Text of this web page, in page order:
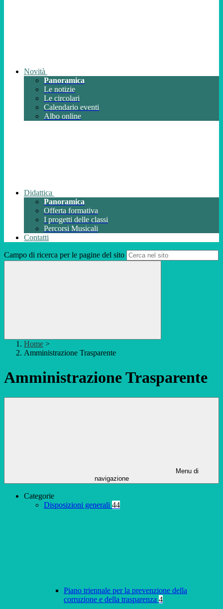
Novità
Panoramica
Le notizie
Le circolari
Calendario eventi
Albo online
Didattica
Panoramica
Offerta formativa
I progetti delle classi
Percorsi Musicali
Contatti
Campo di ricerca per le pagine del sito
Home >
Amministrazione Trasparente
Amministrazione Trasparente
Menu di
navigazione
Categorie
Disposizioni generali 44
Piano triennale per la prevenzione della
corruzione e della trasparenza 4